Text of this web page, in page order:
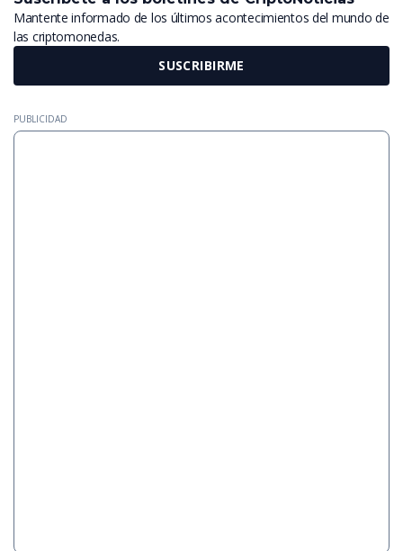
Mantente informado de los últimos acontecimientos del mundo de
las criptomonedas.
SUSCRIBIRME
PUBLICIDAD